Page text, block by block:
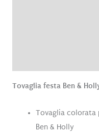
Tovaglia festa Ben &
Tovaglia colorata
Ben & Holly